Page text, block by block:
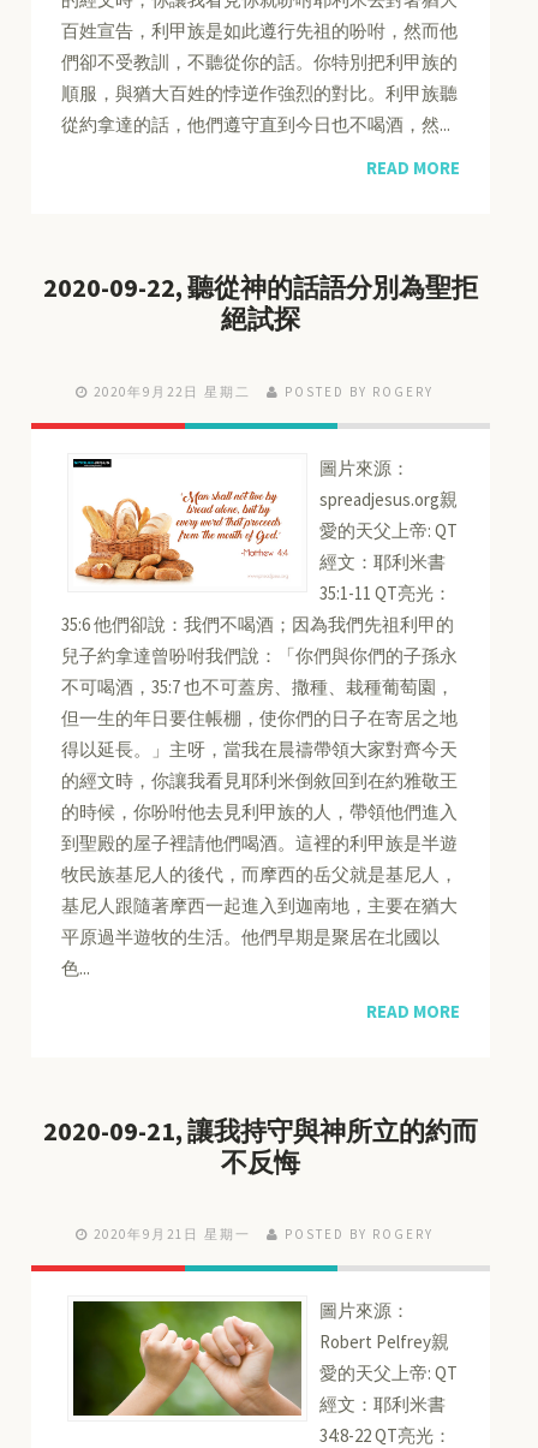
百姓宣告，利甲族是如此遵行先祖的吩咐，然而他
們卻不受教訓，不聽從你的話。你特別把利甲族的
順服，與猶大百姓的悖逆作強烈的對比。利甲族聽
從約拿達的話，他們遵守直到今日也不喝酒，然...
READ MORE
2020-09-22, 聽從神的話語分別為聖拒
絕試探
2020年9月22日 星期二 POSTED BY ROGERY
圖片來源：
spreadjesus.org親
愛的天父上帝: QT
經文：耶利米書
35:1-11 QT亮光：
35:6 他們卻說：我們不喝酒；因為我們先祖利甲的
兒子約拿達曾吩咐我們說：「你們與你們的子孫永
不可喝酒，35:7 也不可蓋房、撒種、栽種葡萄園，
但一生的年日要住帳棚，使你們的日子在寄居之地
得以延長。」主呀，當我在晨禱帶領大家對齊今天
的經文時，你讓我看見耶利米倒敘回到在約雅敬王
的時候，你吩咐他去見利甲族的人，帶領他們進入
到聖殿的屋子裡請他們喝酒。這裡的利甲族是半遊
牧民族基尼人的後代，而摩西的岳父就是基尼人，
基尼人跟隨著摩西一起進入到迦南地，主要在猶大
平原過半遊牧的生活。他們早期是聚居在北國以
色...
READ MORE
2020-09-21, 讓我持守與神所立的約而
不反悔
2020年9月21日 星期一 POSTED BY ROGERY
圖片來源：
Robert Pelfrey親
愛的天父上帝: QT
經文：耶利米書
34:8-22 QT亮光：